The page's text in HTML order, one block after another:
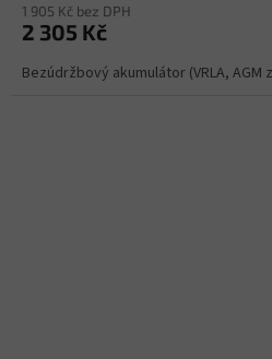
1 905 Kč bez DPH
2 305 Kč
Bezúdržbový akumulátor (VRLA, AGM